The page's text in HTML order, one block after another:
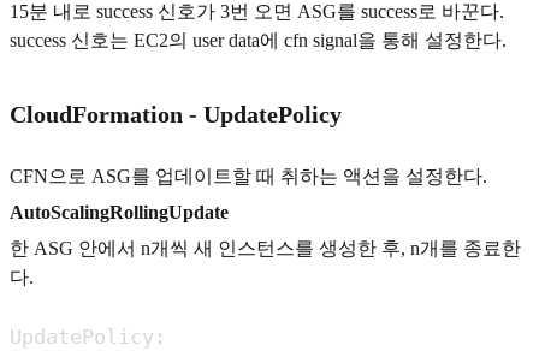
15분 내로 success 신호가 3번 오면 ASG를 success로 바꾼다.
success 신호는 EC2의 user data에 cfn signal을 통해 설정한다.
CloudFormation - UpdatePolicy
CFN으로 ASG를 업데이트할 때 취하는 액션을 설정한다.
AutoScalingRollingUpdate
한 ASG 안에서 n개씩 새 인스턴스를 생성한 후, n개를 종료한
다.
UpdatePolicy: